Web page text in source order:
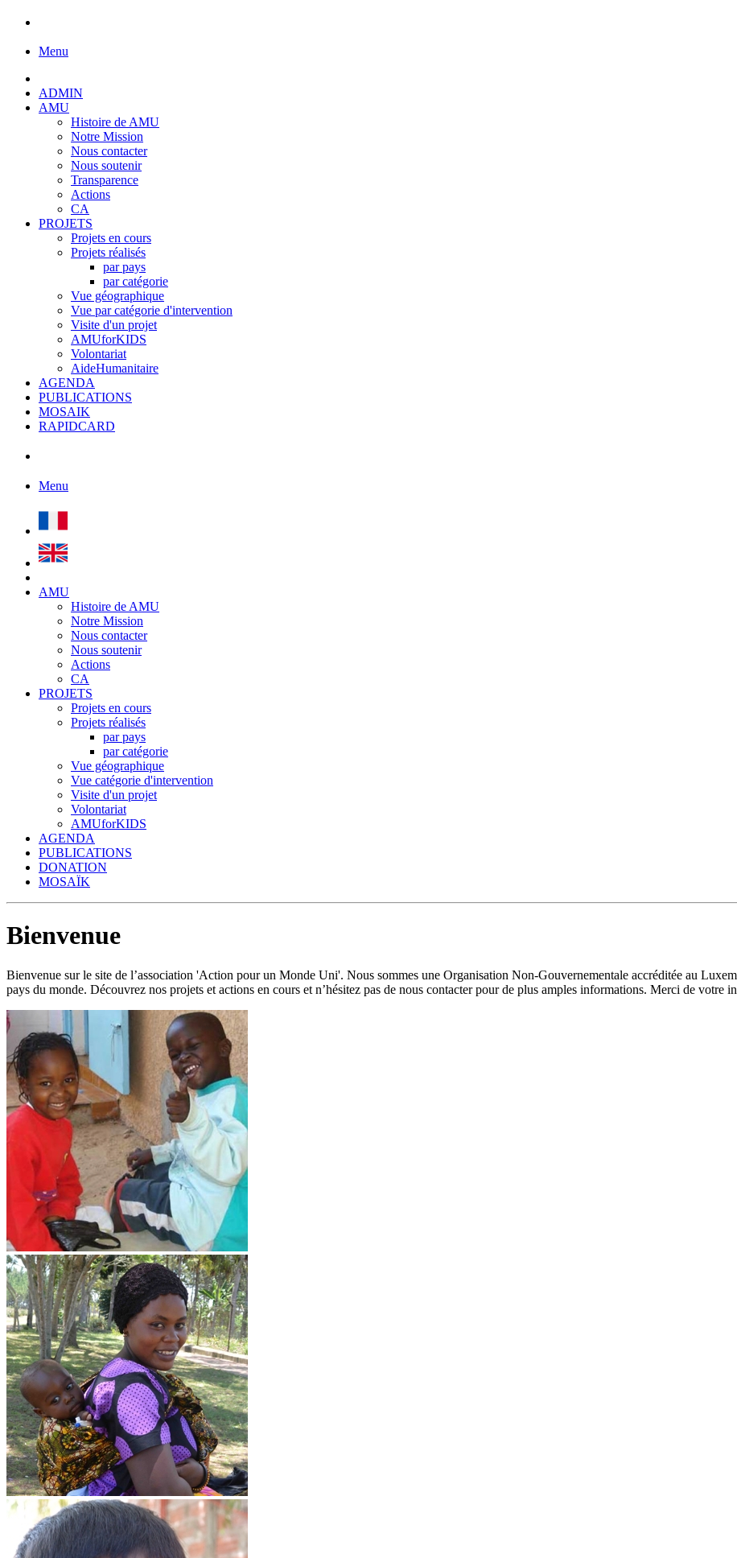
Menu
ADMIN
AMU
Histoire de AMU
Notre Mission
Nous contacter
Nous soutenir
Transparence
Actions
CA
PROJETS
Projets en cours
Projets réalisés
par pays
par catégorie
Vue géographique
Vue par catégorie d'intervention
Visite d'un projet
AMUforKIDS
Volontariat
AideHumanitaire
AGENDA
PUBLICATIONS
MOSAIK
RAPIDCARD
Menu
AMU
Histoire de AMU
Notre Mission
Nous contacter
Nous soutenir
Actions
CA
PROJETS
Projets en cours
Projets réalisés
par pays
par catégorie
Vue géographique
Vue catégorie d'intervention
Visite d'un projet
Volontariat
AMUforKIDS
AGENDA
PUBLICATIONS
DONATION
MOSAÏK
Bienvenue
Bienvenue sur le site de l’association 'Action pour un Monde Uni'. Nous sommes une Organisation Non-Gouvernementale accréditée au
pays du monde. Découvrez nos projets et actions en cours et n’hésitez pas de nous contacter pour de plus amples informations. Merci de votre